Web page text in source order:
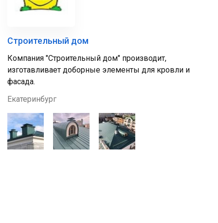
Строительный дом
Компания "Строительный дом" производит,
изготавливает доборные элементы для кровли и
фасада.
Екатеринбург